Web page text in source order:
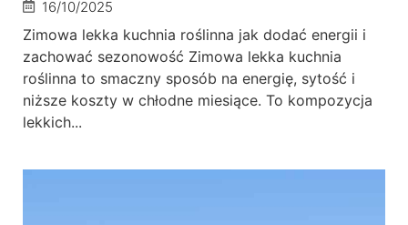
16/10/2025
Zimowa lekka kuchnia roślinna jak dodać energii i
zachować sezonowość Zimowa lekka kuchnia
roślinna to smaczny sposób na energię, sytość i
niższe koszty w chłodne miesiące. To kompozycja
lekkich...